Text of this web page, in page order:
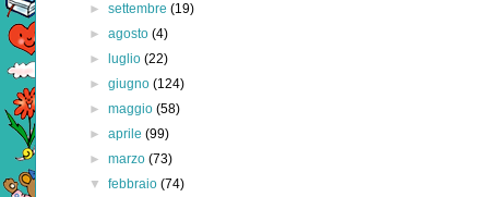
►settembre(19)
►agosto(4)
►
luglio(22)
►giugno(124)
►maggio(58)
►aprile(99)
►marzo(73)
▼febbraio(74)